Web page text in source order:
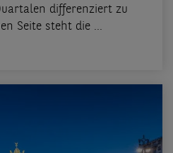
differenziert zu
Seite steht die ...